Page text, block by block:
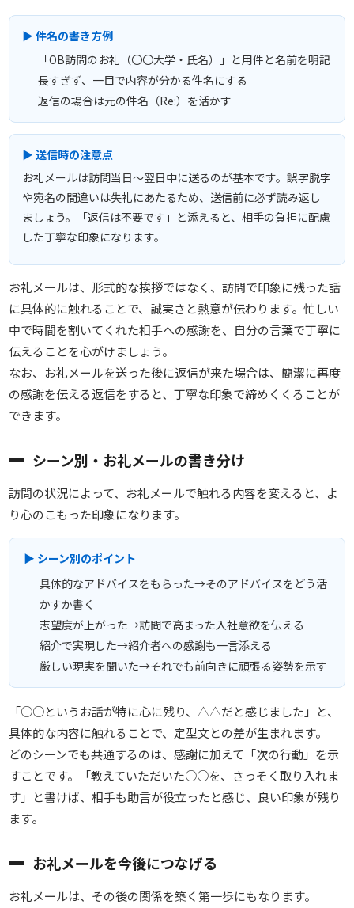
▶ 件名の書き方例
「OB訪問のお礼（〇〇大学・氏名）」と用件と名前を明記
長すぎず、一目で内容が分かる件名にする
返信の場合は元の件名（Re:）を活かす
▶ 送信時の注意点
お礼メールは訪問当日〜翌日中に送るのが基本です。誤字脱字
や宛名の間違いは失礼にあたるため、送信前に必ず読み返し
ましょう。「返信は不要です」と添えると、相手の負担に配慮
した丁寧な印象になります。
お礼メールは、形式的な挨拶ではなく、訪問で印象に残った話
に具体的に触れることで、誠実さと熱意が伝わります。忙しい
中で時間を割いてくれた相手への感謝を、自分の言葉で丁寧に
伝えることを心がけましょう。
なお、お礼メールを送った後に返信が来た場合は、簡潔に再度
の感謝を伝える返信をすると、丁寧な印象で締めくくることが
できます。
シーン別・お礼メールの書き分け
訪問の状況によって、お礼メールで触れる内容を変えると、よ
り心のこもった印象になります。
▶ シーン別のポイント
具体的なアドバイスをもらった→そのアドバイスをどう活
かすか書く
志望度が上がった→訪問で高まった入社意欲を伝える
紹介で実現した→紹介者への感謝も一言添える
厳しい現実を聞いた→それでも前向きに頑張る姿勢を示す
「○○というお話が特に心に残り、△△だと感じました」と、
具体的な内容に触れることで、定型文との差が生まれます。
どのシーンでも共通するのは、感謝に加えて「次の行動」を示
すことです。「教えていただいた○○を、さっそく取り入れま
す」と書けば、相手も助言が役立ったと感じ、良い印象が残り
ます。
お礼メールを今後につなげる
お礼メールは、その後の関係を築く第一歩にもなります。